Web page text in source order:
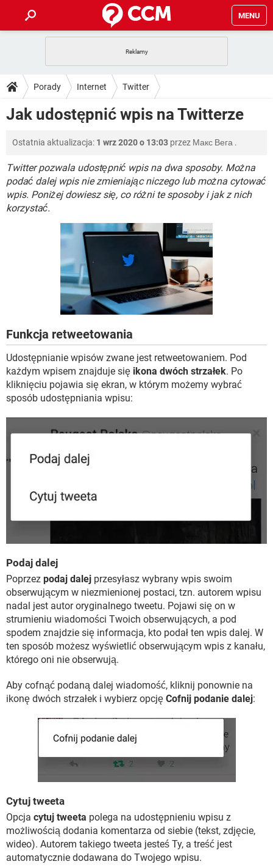
MENU
GRY WHATSAPP
SPOTIFY NETFLIX
PORADY
PlayStation TIKTOK
GRY WHATSAPP
SPOTIFY NETFLIX
INSTAGRAM FACEBOOK
WINDOWS 10
DO POBRANIA
IOS NETFLIX
INSTAGRAM FACEBOOK
WINDOWS 10
FORUM
COVID-19 TIKTOK
GRY WHATSAPP
SPOTIFY
FACEBOOK
ARTYKUŁY
COVID-19 TIKTOK
GRY
NETFLIX
FACEBOOK
Porady Internet Twitter
Jak udostępnić wpis na Twitterze
Ostatnia aktualizacja: 1 wrz 2020 o 13:03 przez Макс Вега .
Twitter pozwala udostępnić wpis na dwa sposoby. Można
podać dalej wpis nie zmieniając niczego lub można cytować
wpis. Poniżej dowiesz się, co różni te sposoby i jak z nich
korzystać.
Funkcja retweetowania
Udostępnianie wpisów zwane jest retweetowaniem. Pod
każdym wpisem znajduje się ikona dwóch strzałek. Po
kliknięciu pojawia się ekran, w którym możemy wybrać
sposób udostępniania wpisu:
Podaj dalej
Poprzez podaj dalej przesyłasz wybrany wpis swoim
obserwującym w niezmienionej postaci, tzn. autorem wpisu
nadal jest autor oryginalnego tweetu. Pojawi się on w
strumieniu wiadomości Twoich obserwujących, a pod
spodem znajdzie się informacja, kto podał ten wpis dalej. W
ten sposób możesz wyświetlić obserwującym wpis z kanału,
którego oni nie obserwują.
Aby cofnąć podaną dalej wiadomość, kliknij ponownie na
ikonę dwóch strzałek i wybierz opcję Cofnij podanie dalej:
Cytuj tweeta
Opcja cytuj tweeta polega na udostępnieniu wpisu z
możliwością dodania komentarza od siebie (tekst, zdjęcie,
wideo). Autorem takiego tweeta jesteś Ty, a treść jest
automatycznie dodawana do Twojego wpisu.